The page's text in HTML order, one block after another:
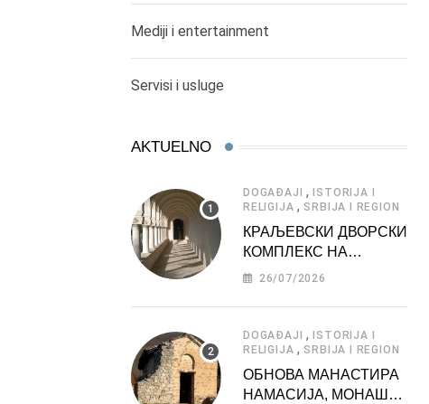
Mediji i entertainment
Servisi i usluge
AKTUELNO
DOGAĐAJI , ISTORIJA I
RELIGIJA , SRBIJA I REGION
КРАЉЕВСКИ ДВОРСКИ
КОМПЛЕКС НА
ДЕДИЊУ –
АТРАКЦИЈА
26/07/2026
DOGAĐAJI , ISTORIJA I
RELIGIJA , SRBIJA I REGION
ОБНОВА МАНАСТИРА
НАМАСИЈА, МОНАШКЕ